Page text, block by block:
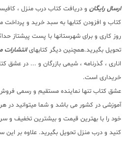
ارسال رایگان و دریافت کتاب درب منزل ،
کتاب و افزودن کتابها به سبد خرید و
روز کاری و برای شهرستانها با پست پیشتاز
تحویل بگیرید.همچنین دیگر کتابهایانتشارات
اناری ، گذرنامه ، شیمی بازرگان و ... در عشق
خریداری است.
عشق کتاب تنها نماینده مستقیم و رسمی فروش
آموزشی در کشور می باشد و شما میتوانید در هر
خود را با بهترین قیمت و بیشترین تخفیف و
کنید و درب منزل تحویل بگیرید. علاوه بر این